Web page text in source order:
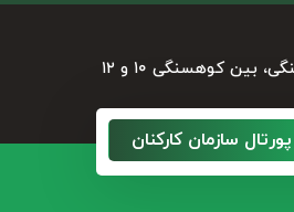
بین کوهسنگی ۱۰ و ۱۲
پورتال سازمان کارکنان